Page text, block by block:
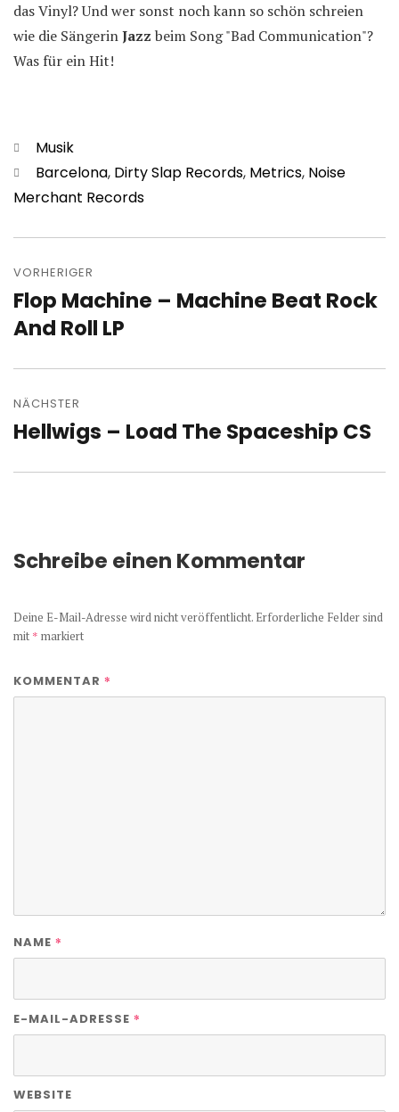
das Vinyl? Und wer sonst noch kann so schön schreien
wie die SängerinJazz beim Song "Bad Communication"?
Was für ein Hit!
Kategorien
Musik
Schlagwörter
Barcelona, Dirty Slap Records, Metrics, Noise
Merchant Records
VORHERIGER
Vorheriger
Beitrag:
Flop Machine – Machine Beat Rock
And Roll LP
NÄCHSTER
Nächster
Hellwigs – Load The Spaceship CS
Schreibe einen Kommentar
Deine E-Mail-Adresse wird nicht veröffentlicht. Erforderliche Felder sind
mit * markiert
KOMMENTAR *
NAME *
E-MAIL-ADRESSE *
WEBSITE